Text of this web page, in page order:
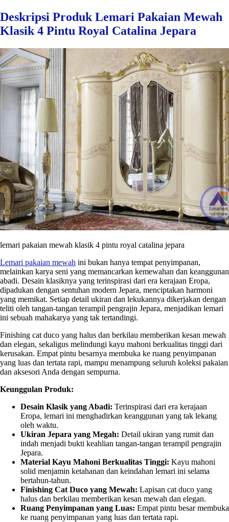
Deskripsi Produk Lemari Pakaian Mewah
Klasik 4 Pintu Royal Catalina Jepara
lemari pakaian mewah klasik 4 pintu royal catalina jepara
Lemari pakaian mewah ini bukan hanya tempat penyimpanan,
melainkan karya seni yang memancarkan kemewahan dan keanggunan
abadi. Desain klasiknya yang terinspirasi dari era kerajaan Eropa,
dipadukan dengan sentuhan modern Jepara, menciptakan harmoni
yang memikat. Setiap detail ukiran dan lekukannya dikerjakan dengan
teliti oleh tangan-tangan terampil pengrajin Jepara, menjadikan lemari
ini sebuah mahakarya yang tak tertandingi.
Finishing cat duco yang halus dan berkilau memberikan kesan mewah
dan elegan, sekaligus melindungi kayu mahoni berkualitas tinggi dari
kerusakan. Empat pintu besarnya membuka ke ruang penyimpanan
yang luas dan tertata rapi, mampu menampung seluruh koleksi pakaian
dan aksesori Anda dengan sempurna.
Keunggulan Produk:
Desain Klasik yang Abadi: Terinspirasi dari era kerajaan
Eropa, lemari ini menghadirkan keanggunan yang tak lekang
oleh waktu.
Ukiran Jepara yang Megah: Detail ukiran yang rumit dan
indah menjadi bukti keahlian tangan-tangan terampil pengrajin
Jepara.
Material Kayu Mahoni Berkualitas Tinggi: Kayu mahoni
solid menjamin ketahanan dan keindahan lemari ini selama
bertahun-tahun.
Finishing Cat Duco yang Mewah: Lapisan cat duco yang
halus dan berkilau memberikan kesan mewah dan elegan.
Ruang Penyimpanan yang Luas: Empat pintu besar membuka
ke ruang penyimpanan yang luas dan tertata rapi.